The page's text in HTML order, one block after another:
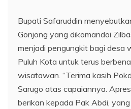
Bupati Safaruddin
Gonjong yang dikomandoi
menjadi pengungkit bagi desa
Puluh Kota untuk terus
wisatawan. “Terima kasih
Sarugo atas capaiannya.
berikan kepada Pak Abdi,